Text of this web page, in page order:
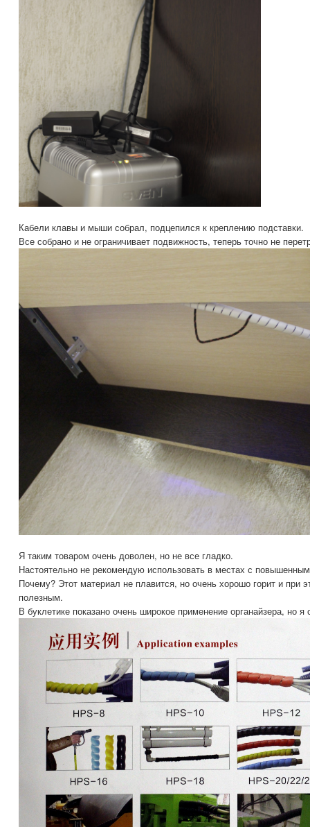
Кабели клавы и мыши собрал, подцепился к креплению подставки.
Все собрано и не ограничивает подвижность, теперь точно не
Я таким товаром очень доволен, но не все гладко.
Настоятельно не рекомендую использовать в местах с
Почему? Этот материал не плавится, но очень хорошо горит и при
полезным.
В буклетике показано очень широкое применение органайзера, но я